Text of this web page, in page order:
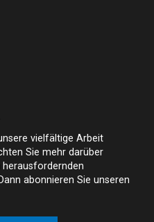
vielfältige Arbeit
Sie mehr darüber
abonnieren Sie unseren